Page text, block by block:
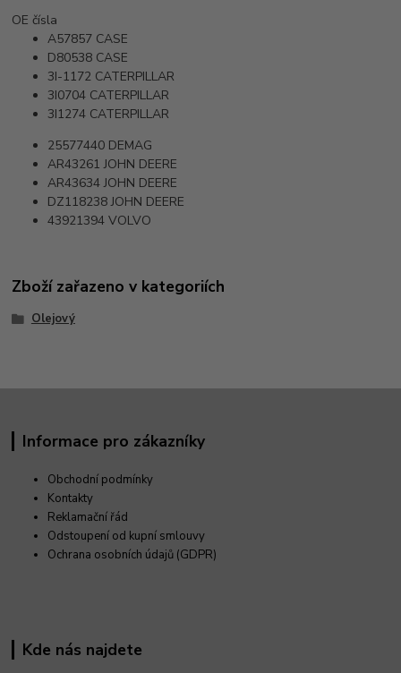
OE čísla
A57857 CASE
D80538 CASE
3I-1172 CATERPILLAR
3I0704 CATERPILLAR
3I1274 CATERPILLAR
25577440 DEMAG
AR43261 JOHN DEERE
AR43634 JOHN DEERE
DZ118238 JOHN DEERE
43921394 VOLVO
Zboží zařazeno v kategoriích
Olejový
Informace pro zákazníky
Obchodní podmínky
Kontakty
Reklamační řád
Odstoupení od kupní smlouvy
Ochrana osobních údajů (GDPR)
Kde nás najdete